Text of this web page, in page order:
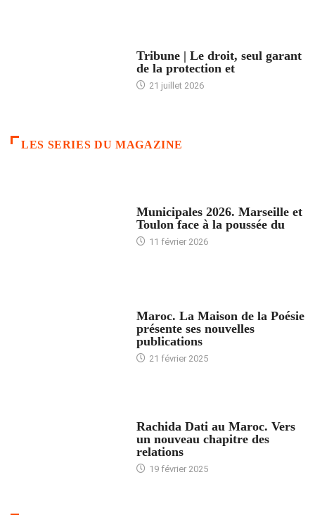
Tribune | Le droit, seul garant
de la protection et
21 juillet 2026
LES SERIES DU MAGAZINE
Municipales 2026. Marseille et
Toulon face à la poussée du
11 février 2026
Maroc. La Maison de la Poésie
présente ses nouvelles
publications
21 février 2025
Rachida Dati au Maroc. Vers
un nouveau chapitre des
relations
19 février 2025